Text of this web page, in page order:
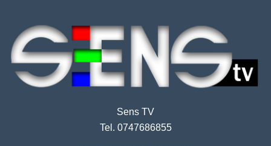
Sens TV
Tel. 0747686855